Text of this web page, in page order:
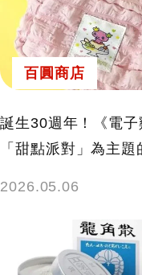
百圓商店
誕生30週年！《電
「甜點派對」為主
2026.05.06